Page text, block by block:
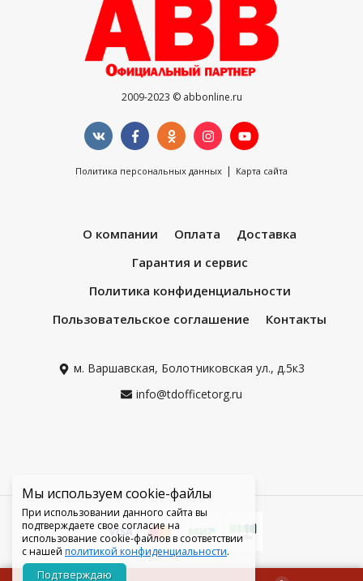
Мы используем cookie-файлы
При использовании данного сайта вы
подтверждаете свое согласие на
использование cookie-файлов в соответствии
с нашей политикой конфиденциальности.
Подтверждаю
2009-2023 © abbonline.ru
Политика персональных данных | Карта сайта
О компании Оплата
Доставка
Гарантия и сервис
Политика конфиденциальности
Пользовательское соглашение
Контакты
м. Варшавская, Болотниковская ул., д.5к3
info@tdofficetorg.ru